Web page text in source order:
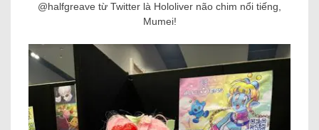
@halfgreave từ Twitter là Hololiver não chim nổi tiếng,
Mumei!